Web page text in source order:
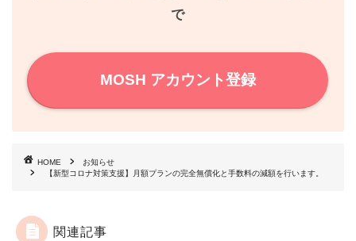
で
MOSH アカウント登録
HOME
お知らせ
【新型コロナ対策支援】月額プランの完全無償化と手数料の減額を行います。
関連記事